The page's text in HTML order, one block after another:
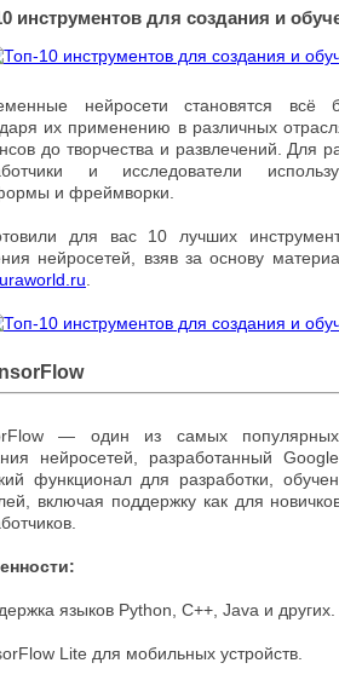
инструментов для создания и
нейросети становятся всё
их применению в различных
до творчества и развлечений. Для
и исследователи
и фреймворки.
для вас 10 лучших
нейросетей, взяв за основу
— один из самых
нейросетей, разработанный
функционал для разработки,
включая поддержку как для
языков Python, C++, Java и других.
Lite для мобильных устройств.